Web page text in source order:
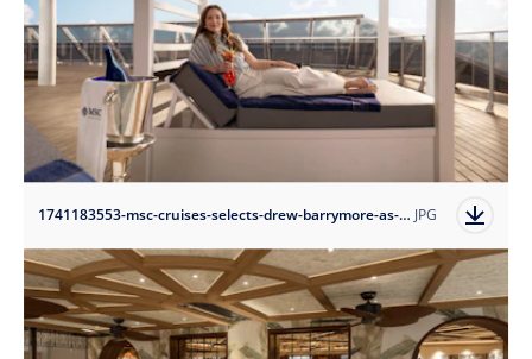
1741183553-msc-cruises-selects-drew-barrymore-as-godmother-of-new-flagship-msc-world-america?auto=format JPG